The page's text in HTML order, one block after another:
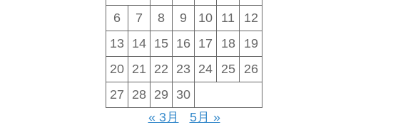
6
7 8 9 10 11
12
13 14 15 16 17 18
19
20 21 22 23 24 25
26
27
28 29
30
« 3月
5月 »